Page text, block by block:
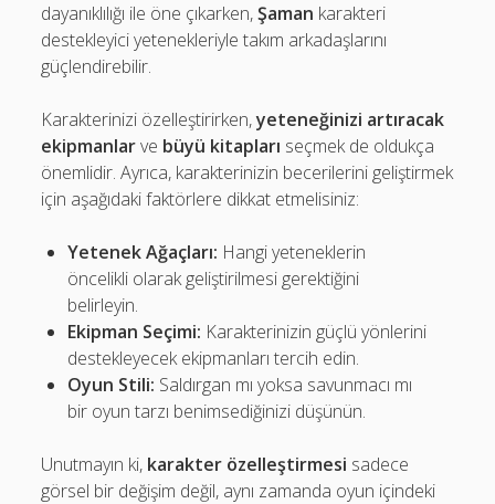
dayanıklılığı ile öne çıkarken,Şaman karakteri
destekleyici yetenekleriyle takım arkadaşlarını
güçlendirebilir.
Karakterinizi özelleştirirken,yeteneğinizi artıracak
ekipmanlarve büyü kitapları seçmek de oldukça
önemlidir. Ayrıca, karakterinizin becerilerini geliştirmek
için aşağıdaki faktörlere dikkat etmelisiniz:
Yetenek Ağaçları: Hangi yeteneklerin
öncelikli olarak geliştirilmesi gerektiğini
belirleyin.
Ekipman Seçimi: Karakterinizin güçlü yönlerini
destekleyecek ekipmanları tercih edin.
Oyun Stili: Saldırgan mı yoksa savunmacı mı
bir oyun tarzı benimsediğinizi düşünün.
Unutmayın ki, karakter özelleştirmesi sadece
görsel bir değişim değil, aynı zamanda oyun içindeki